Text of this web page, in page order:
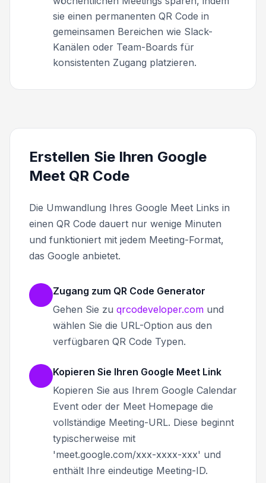
sie einen permanenten QR Code in
gemeinsamen Bereichen wie Slack-
Kanälen oder Team-Boards für
konsistenten Zugang platzieren.
Erstellen Sie Ihren Google
Meet QR Code
Die Umwandlung Ihres Google Meet Links in
einen QR Code dauert nur wenige Minuten
und funktioniert mit jedem Meeting-Format,
das Google anbietet.
Zugang zum QR Code Generator
Gehen Sie zu qrcodeveloper.com und
wählen Sie die URL-Option aus den
verfügbaren QR Code Typen.
Kopieren Sie Ihren Google Meet Link
Kopieren Sie aus Ihrem Google Calendar
Event oder der Meet Homepage die
vollständige Meeting-URL. Diese beginnt
typischerweise mit
'meet.google.com/xxx-xxxx-xxx' und
enthält Ihre eindeutige Meeting-ID.